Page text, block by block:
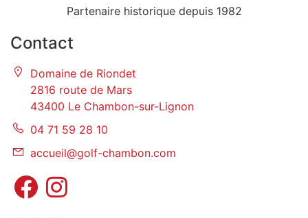
Partenaire historique depuis 1982
Contact
Domaine de Riondet
2816 route de Mars
43400 Le Chambon-sur-Lignon
04 71 59 28 10
accueil@golf-chambon.com